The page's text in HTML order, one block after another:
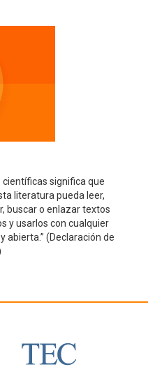
científicas significa que
literatura pueda leer,
buscar o enlazar textos
y usarlos con cualquier
abierta.” (Declaración de